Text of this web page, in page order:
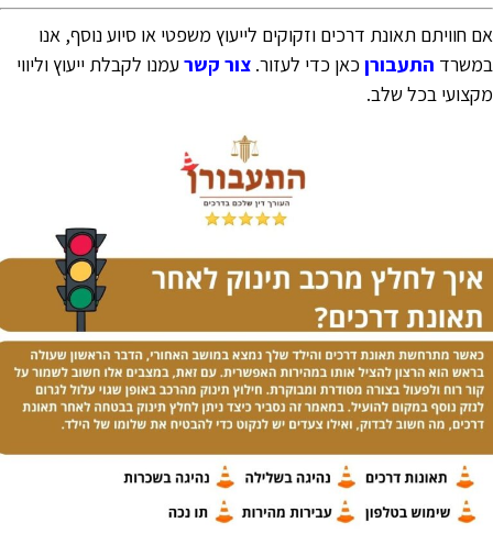
חוויתם תאונת דרכים וזקוקים לייעוץ משפטי או סיוע נוסף, אנו
התעבורןכאן כדי לעזור. צור קשרעמנו לקבלת ייעוץ וליווי
בכל שלב.